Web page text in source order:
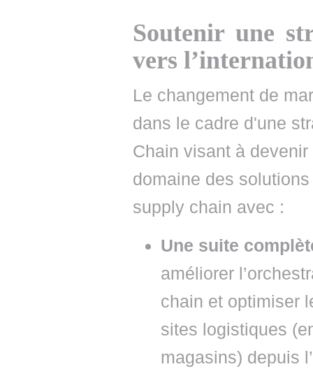
Soutenir une
vers
Le changement de
dans le cadre d'une
Chain visant à
domaine des
supply chain avec :
Une suite
améliorer
chain et optimiser
sites logistiques
magasins) depuis